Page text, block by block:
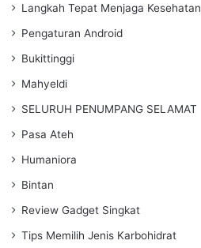
Langkah Tepat Menjaga Kesehatan
Pengaturan Android
Bukittinggi
Mahyeldi
SELURUH PENUMPANG SELAMAT
Pasa Ateh
Humaniora
Bintan
Review Gadget Singkat
Tips Memilih Jenis Karbohidrat